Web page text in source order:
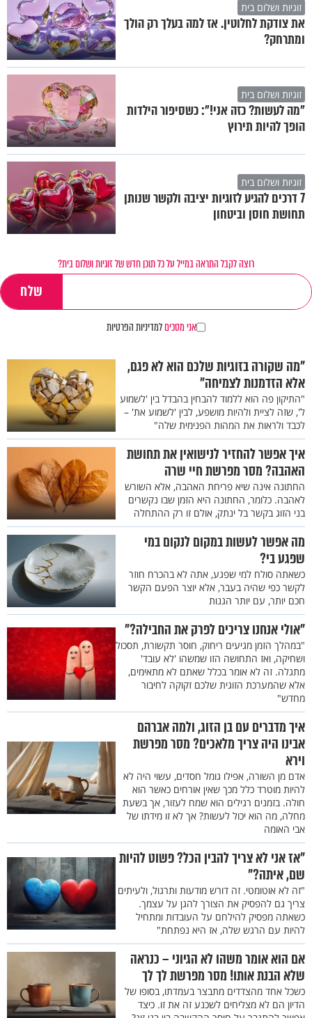
זוגיות ושלום בית
את צודקת לחלוטין. אז למה בעלך רק הולך
ומתרחק?
זוגיות ושלום בית
"מה לעשות? כזה אני!": כשסיפור הילדות
הופך להיות תירוץ
זוגיות ושלום בית
7 דרכים להגיע לזוגיות יציבה ולקשר שנותן
תחושת חוסן וביטחון
רוצה לקבל התראה במייל על כל תוכן חדש של זוגיות ושלום בית?
אני מסכיםלמדיניות הפרטיות
"מה שקורה בזוגיות שלכם הוא לא פגם,
אלא הזדמנות לצמיחה"
"התיקון פה הוא ללמוד להבחין בהבדל בין 'לשמוע
ל', שזה לציית ולהיות מושפע, לבין 'לשמוע את' –
לכבד ולראות את המהות הפנימית שלה"
איך אפשר להחזיר לנישואין את תחושת
האהבה? מסר מפרשת חיי שרה
החתונה אינה שיא פריחת האהבה, אלא השורש
לאהבה. כלומר, החתונה היא הזמן שבו נקשרים
בני הזוג בקשר בל ינתק, אולם זו רק ההתחלה
מה אפשר לעשות במקום לנקום במי
שפגע בי?
כשאתה סולח למי שפגע, אתה לא בהכרח חוזר
לקשר כפי שהיה בעבר, אלא יוצר הפעם הקשר
חכם יותר, עם יותר הגנות
"אולי אנחנו צריכים לפרק את החבילה?"
"במהלך הזמן מגיעים ריחוק, חוסר תקשורת, תסכול
ושחיקה, ואז התחושה הזו שמשהו 'לא עובד'
מתגלה. זה לא אומר בכלל שאתם לא מתאימים,
אלא שהמערכת הזוגית שלכם זקוקה לחיבור
מחדש"
איך מדברים עם בן הזוג, ולמה אברהם
אבינו היה צריך מלאכים? מסר מפרשת
וירא
אדם מן השורה, אפילו גומל חסדים, עשוי היה לא
להיות מוטרד כלל מכך שאין אורחים כאשר הוא
חולה. בזמנים רגילים הוא שמח לעזור, אך בשעת
מחלה, מה הוא יכול לעשות? אך לא זו מידתו של
אבי האומה
"אז אני לא צריך להבין הכל? פשוט להיות
שם, איתה?"
"זה לא אוטומטי. זה דורש מודעות ותרגול, ולעיתים
צריך גם להפסיק את הצורך להגן על עצמך.
כשאתה מפסיק להילחם על העובדות ומתחיל
להיות עם הרגש שלה, אז היא נפתחת"
אם הוא אומר משהו לא הגיוני – כנראה
שלא הבנת אותו! מסר מפרשת לך לך
כשכל אחד מהצדדים מתבצר בעמדתו, בסופו של
הדיון הם לא מצליחים לשכנע זה את זו. כיצד